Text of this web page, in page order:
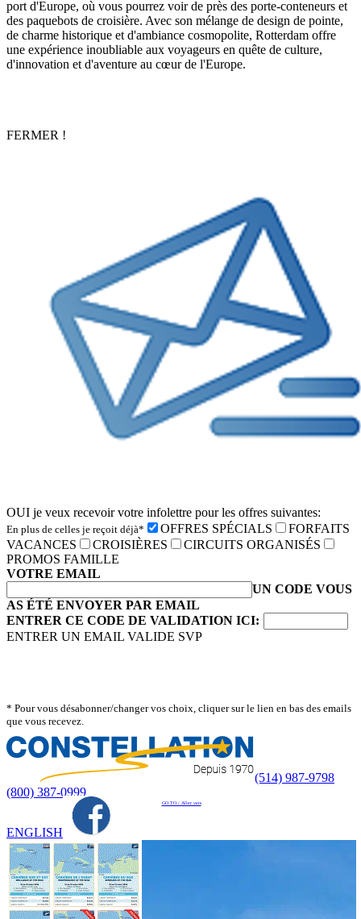
port d'Europe, où vous pourrez voir de près des porte-conteneurs et
des paquebots de croisière. Avec son mélange de design de pointe,
de charme historique et d'ambiance cosmopolite, Rotterdam offre
une expérience inoubliable aux voyageurs en quête de culture,
d'innovation et d'aventure au cœur de l'Europe.
FERMER !
OUI je veux recevoir votre infolettre pour les offres suivantes:
En plus de celles je reçoit déjà* OFFRES SPÉCIALS
FORFAITS
VACANCES
CROISIÈRES
CIRCUITS ORGANISÉS
PROMOS FAMILLE
VOTRE EMAIL
UN CODE VOUS
AS ÉTÉ ENVOYER PAR EMAIL
ENTRER CE CODE DE VALIDATION ICI:
ENTRER UN EMAIL VALIDE SVP
* Pour vous désabonner/changer vos choix, cliquer sur le lien en bas des emails
que vous recevez.
(514) 987-9798
(800) 387-0999
GO TO / Aller vers
ENGLISH